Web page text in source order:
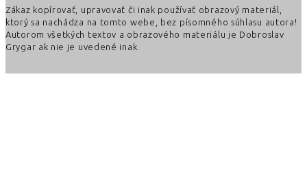
Zákaz kopírovať, upravovať či inak používať obrazový materiál,
ktorý sa nachádza na tomto webe, bez písomného súhlasu autora!
Autorom všetkých textov a obrazového materiálu je Dobroslav
Grygar ak nie je uvedené inak.